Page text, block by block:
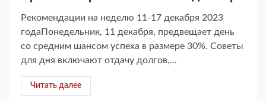
Рекомендации на неделю 11-17 декабря 2023
годаПонедельник, 11 декабря, предвещает день
со средним шансом успеха в размере 30%. Советы
для дня включают отдачу долгов,...
Читать далее